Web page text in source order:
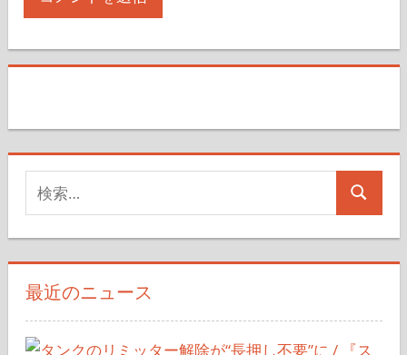
索
対
象:
検
最近のニュース